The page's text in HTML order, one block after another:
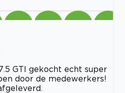
GTI gekocht echt super
door de medewerkers!